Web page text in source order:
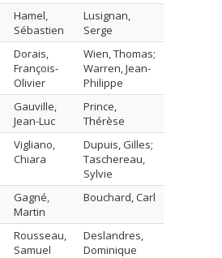
Hamel,
Sébastien
Lusignan,
Serge
Dorais,
François-
Olivier
Wien, Thomas;
Warren, Jean-
Philippe
Gauville,
Jean-Luc
Prince,
Thérèse
Vigliano,
Chiara
Dupuis, Gilles;
Taschereau,
Sylvie
Gagné,
Martin
Bouchard, Carl
Rousseau,
Samuel
Deslandres,
Dominique